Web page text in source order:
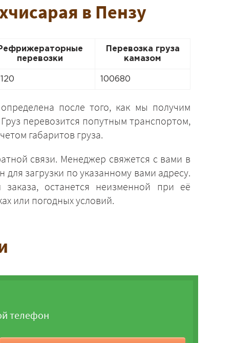
в Пензу
перевозки
Перевозка груза
камазом
100680
после того, как мы получим
перевозится попутным транспортом,
габаритов груза.
связи. Менеджер свяжется с вами в
загрузки по указанному вами адресу.
останется неизменной при её
или погодных условий.
телефон